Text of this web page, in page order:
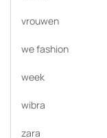
vrouwen
we fashion
week
wibra
zara